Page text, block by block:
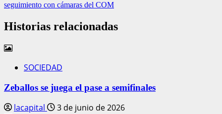
seguimiento con cámaras del COM
Historias relacionadas
SOCIEDAD
Zeballos se juega el pase a semifinales
lacapital 3 de junio de 2026